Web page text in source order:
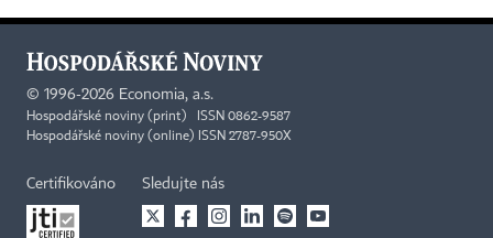
© 1996-2026 Economia, a.s.
Hospodářské noviny (print) ISSN 0862-9587
Hospodářské noviny (online) ISSN 2787-950X
Certifikováno Sledujte nás